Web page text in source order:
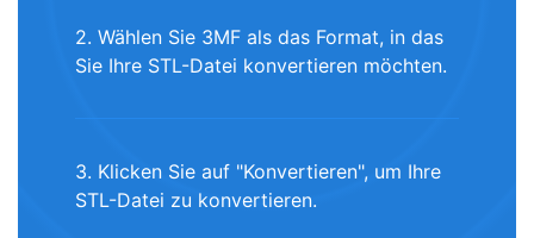
2. Wählen Sie 3MF als das Format, in das
Sie Ihre STL-Datei konvertieren möchten.
3. Klicken Sie auf "Konvertieren", um Ihre
STL-Datei zu konvertieren.